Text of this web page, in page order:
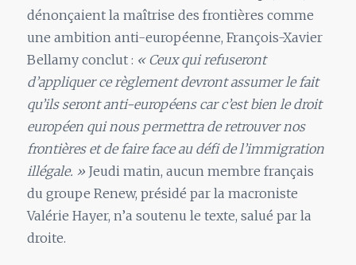
dénonçaient la maîtrise des frontières comme
une ambition anti-européenne, François-Xavier
Bellamy conclut : « Ceux qui refuseront
d’appliquer ce règlement devront assumer le fait
qu’ils seront anti-européens car c’est bien le droit
européen qui nous permettra de retrouver nos
frontières et de faire face au défi de l’immigration
illégale. » Jeudi matin, aucun membre français
du groupe Renew, présidé par la macroniste
Valérie Hayer, n’a soutenu le texte, salué par la
droite.